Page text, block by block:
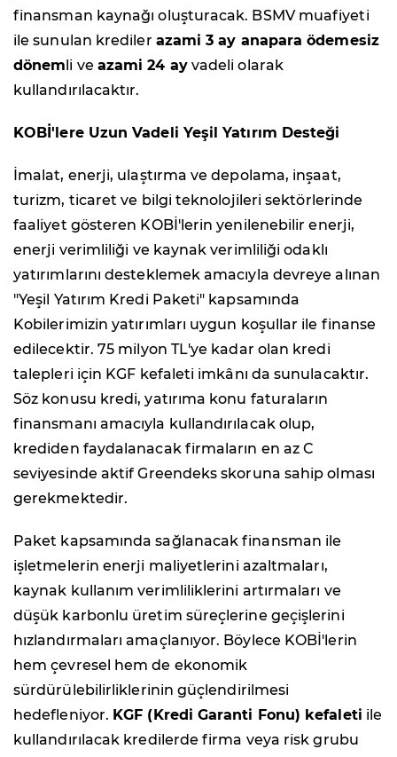
finansman kaynağı oluşturacak. BSMV muafiyeti
ile sunulan krediler azami 3 ay anapara ödemesiz
dönemli ve azami 24 ayvadeli olarak
kullandırılacaktır.
KOBİ'lere Uzun Vadeli Yeşil Yatırım Desteği
İmalat, enerji, ulaştırma ve depolama, inşaat,
turizm, ticaret ve bilgi teknolojileri sektörlerinde
faaliyet gösteren KOBİ'lerin yenilenebilir enerji,
enerji verimliliği ve kaynak verimliliği odaklı
yatırımlarını desteklemek amacıyla devreye alınan
"Yeşil Yatırım Kredi Paketi" kapsamında
Kobilerimizin yatırımları uygun koşullar ile finanse
edilecektir. 75 milyon TL'ye kadar olan kredi
talepleri için KGF kefaleti imkânı da sunulacaktır.
Söz konusu kredi, yatırıma konu faturaların
finansmanı amacıyla kullandırılacak olup,
krediden faydalanacak firmaların en az C
seviyesinde aktif Greendeks skoruna sahip olması
gerekmektedir.
Paket kapsamında sağlanacak finansman ile
işletmelerin enerji maliyetlerini azaltmaları,
kaynak kullanım verimliliklerini artırmaları ve
düşük karbonlu üretim süreçlerine geçişlerini
hızlandırmaları amaçlanıyor. Böylece KOBİ'lerin
hem çevresel hem de ekonomik
sürdürülebilirliklerinin güçlendirilmesi
hedefleniyor. KGF (Kredi Garanti Fonu) kefaleti ile
kullandırılacak kredilerde firma veya risk grubu